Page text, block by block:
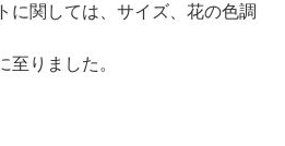
に関しては、サイズ、花の色調
至りました。